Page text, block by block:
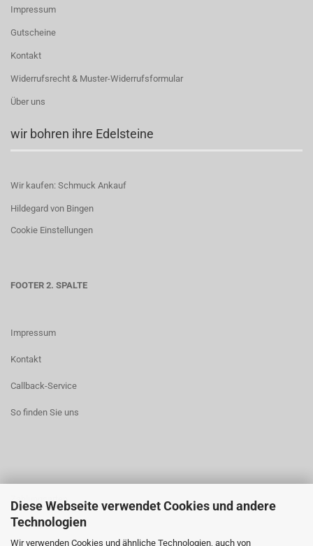
Diese Webseite verwendet Cookies und andere
Technologien
Wir verwenden Cookies und ähnliche Technologien, auch von
Impressum
Gutscheine
Kontakt
Widerrufsrecht & Muster-Widerrufsformular
Über uns
wir bohren ihre Edelsteine
Wir kaufen: Schmuck Ankauf
Hildegard von Bingen
Cookie Einstellungen
FOOTER 2. SPALTE
Impressum
Kontakt
Callback-Service
So finden Sie uns
Zahlungsarten
Widerrufsrecht